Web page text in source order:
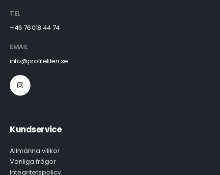
TEL
+46 76 018 44 74
EMAIL
info@profileliten.se
Kundservice
Allmänna villkor
Vanliga frågor
Integritetspolicy